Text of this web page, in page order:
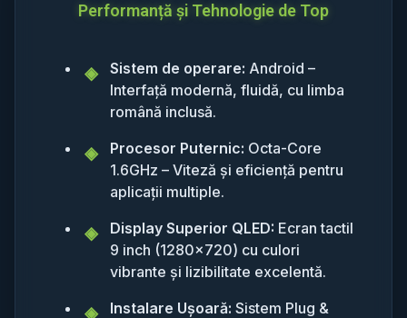
Performanță și Tehnologie de Top
Sistem de operare: Android –
Interfață modernă, fluidă, cu limba
română inclusă.
Procesor Puternic: Octa-Core
1.6GHz – Viteză și eficiență pentru
aplicații multiple.
Display Superior QLED: Ecran tactil
9 inch (1280x720) cu culori
vibrante și lizibilitate excelentă.
Instalare Ușoară: Sistem Plug &